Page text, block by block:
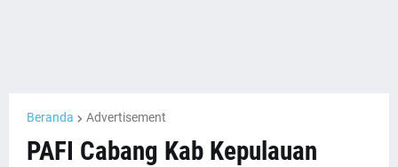
Beranda Advertisement
PAFI Cabang Kab Kepulauan